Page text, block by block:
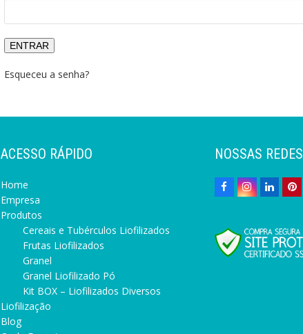
Esqueceu a senha?
ACESSO RÁPIDO
Home
Empresa
Produtos
Cereais e Tubérculos Liofilizados
Frutas Liofilizados
Granel
Granel Liofilizado Pó
Kit BOX – Liofilizados Diversos
Liofilização
Blog
NOSSAS REDES